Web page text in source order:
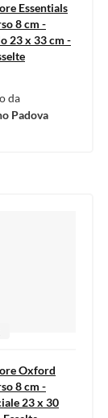
Essentials
8 cm -
23 x 33 cm -
da
Padova
Oxford
8 cm -
23 x 30